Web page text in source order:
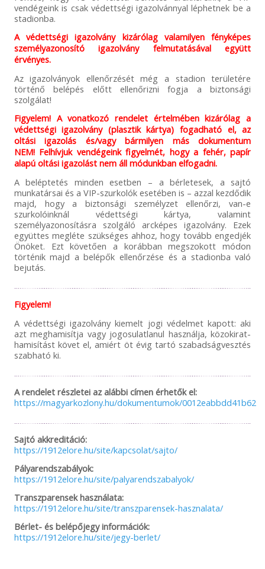
vendégeink is csak védettségi igazolvánnyal léphetnek be a
stadionba.
A védettségi igazolvány kizárólag valamilyen fényképes
személyazonosító igazolvány felmutatásával együtt
érvényes.
Az igazolványok ellenőrzését még a stadion területére
történő belépés előtt ellenőrizni fogja a biztonsági
szolgálat!
Figyelem! A vonatkozó rendelet értelmében kizárólag a
védettségi igazolvány (plasztik kártya) fogadható el, az
oltási igazolás és/vagy bármilyen más dokumentum
NEM! Felhívjuk vendégeink figyelmét, hogy a fehér, papír
alapú oltási igazolást nem áll módunkban elfogadni.
A beléptetés minden esetben – a bérletesek, a sajtó
munkatársai és a VIP-szurkolók esetében is – azzal kezdődik
majd, hogy a biztonsági személyzet ellenőrzi, van-e
szurkolóinknál védettségi kártya, valamint
személyazonosításra szolgáló arcképes igazolvány. Ezek
együttes megléte szükséges ahhoz, hogy tovább engedjék
Önöket. Ezt követően a korábban megszokott módon
történik majd a belépők ellenőrzése és a stadionba való
bejutás.
Figyelem!
A védettségi igazolvány kiemelt jogi védelmet kapott: aki
azt meghamisítja vagy jogosulatlanul használja, közokirat-
hamisítást követ el, amiért öt évig tartó szabadságvesztés
szabható ki.
A rendelet részletei az alábbi címen érhetők el:
https://magyarkozlony.hu/dokumentumok/
Sajtó akkreditáció:
https://1912elore.hu/site/kapcsolat/sajto/
Pályarendszabályok:
https://1912elore.hu/site/palyarendszabalyok/
Transzparensek használata:
https://1912elore.hu/site/transzparensek-hasznalata/
Bérlet- és belépőjegy információk:
https://1912elore.hu/site/jegy-berlet/